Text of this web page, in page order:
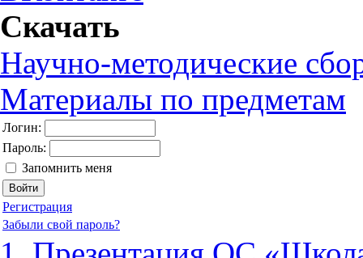
Скачать
Научно-методические
Материалы по предметам
Логин:
Пароль:
Запомнить меня
Регистрация
Забыли свой пароль?